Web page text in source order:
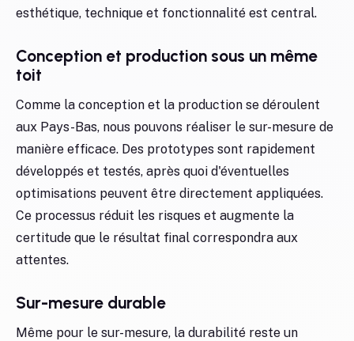
esthétique, technique et fonctionnalité est central.
Conception et production sous un même
toit
Comme la conception et la production se déroulent
aux Pays-Bas, nous pouvons réaliser le sur-mesure de
manière efficace. Des prototypes sont rapidement
développés et testés, après quoi d'éventuelles
optimisations peuvent être directement appliquées.
Ce processus réduit les risques et augmente la
certitude que le résultat final correspondra aux
attentes.
Sur-mesure durable
Même pour le sur-mesure, la durabilité reste un